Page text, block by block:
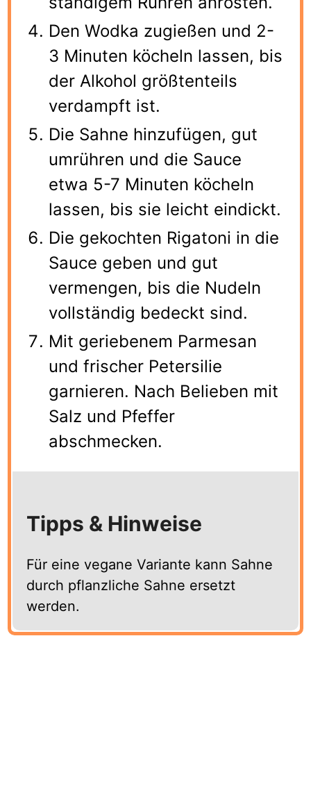
Den Wodka zugießen und 2-
3 Minuten köcheln lassen, bis
der Alkohol größtenteils
verdampft ist.
Die Sahne hinzufügen, gut
umrühren und die Sauce
etwa 5-7 Minuten köcheln
lassen, bis sie leicht eindickt.
Die gekochten Rigatoni in die
Sauce geben und gut
vermengen, bis die Nudeln
vollständig bedeckt sind.
Mit geriebenem Parmesan
und frischer Petersilie
garnieren. Nach Belieben mit
Salz und Pfeffer
abschmecken.
Tipps & Hinweise
Für eine vegane Variante kann Sahne
durch pflanzliche Sahne ersetzt
werden.